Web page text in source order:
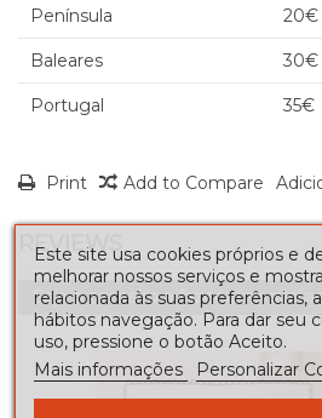
Península 20€
Baleares 30€
Portugal 35€
Print Add to Compare
REVIEWS
Seja o primeiro a fazer uma
Este site usa cookies próprios e
melhorar nossos serviços e
relacionada às suas preferências,
hábitos navegação. Para dar seu
uso, pressione o botão Aceito.
Mais informações
Personalizar